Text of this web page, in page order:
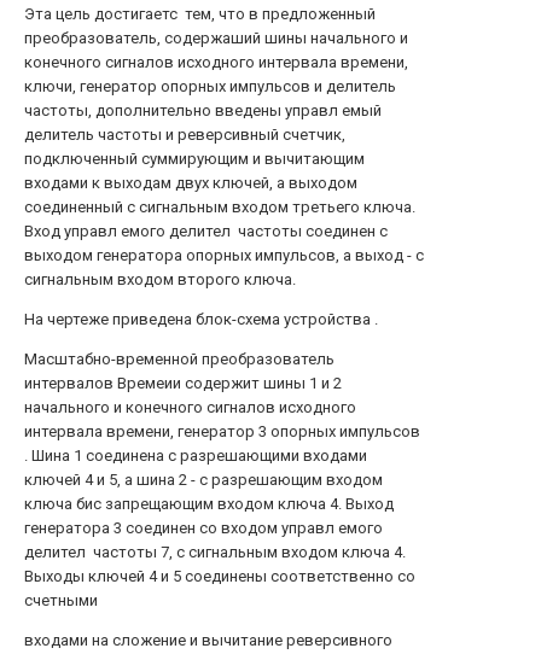
Эта цель достигаетс тем, что в предложенный
преобразователь, содержаший шины начального и
конечного сигналов исходного интервала времени,
ключи, генератор опорных импульсов и делитель
частоты, дополнительно введены управл емый
делитель частоты и реверсивный счетчик,
подключенный суммирующим и вычитающим
входами к выходам двух ключей, а выходом
соединенный с сигнальным входом третьего ключа.
Вход управл емого делител частоты соединен с
выходом генератора опорных импульсов, а выход - с
сигнальным входом второго ключа.
На чертеже приведена блок-схема устройства .
Масштабно-временной преобразователь
интервалов Времеии содержит шины 1 и 2
начального и конечного сигналов исходного
интервала времени, генератор 3 опорных импульсов
. Шина 1 соединена с разрешающими входами
ключей 4 и 5, а шина 2 - с разрешающим входом
ключа бис запрещающим входом ключа 4. Выход
генератора 3 соединен со входом управл емого
делител частоты 7, с сигнальным входом ключа 4.
Выходы ключей 4 и 5 соединены соответственно со
счетными
входами на сложение и вычитание реверсивного